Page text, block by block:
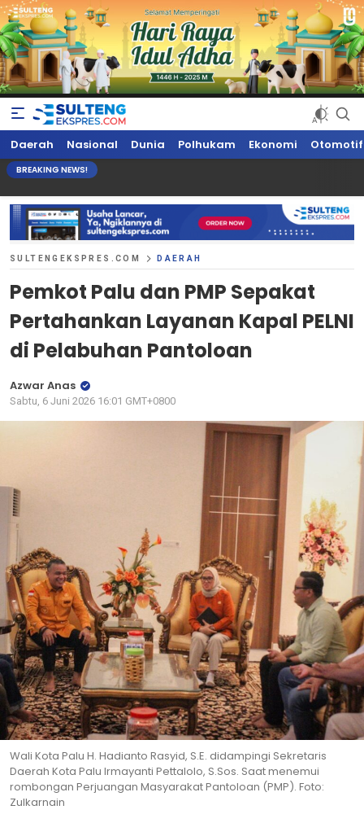
Sultengekspres.com
Berita Seputar Sulteng Hari Ini, Update Terkini, Suaranya Rakyat
Sulteng
Daerah Nasional Dunia Polhukam Ekonomi Otomotif
BREAKING NEWS!
SULTENGEKSPRES.COM DAERAH
Pemkot Palu dan PMP Sepakat
Pertahankan Layanan Kapal PELNI
di Pelabuhan Pantoloan
Azwar Anas
Sabtu, 6 Juni 2026 16:01 GMT+0800
Wali Kota Palu H. Hadianto Rasyid, S.E. didampingi Sekretaris
Daerah Kota Palu Irmayanti Pettalolo, S.Sos. Saat menemui
rombongan Perjuangan Masyarakat Pantoloan (PMP). Foto:
Zulkarnain